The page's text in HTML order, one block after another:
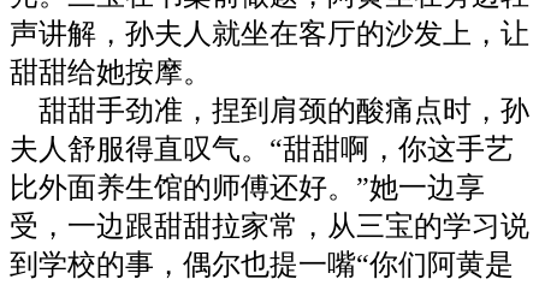
声讲解，孙夫人就坐在客厅的沙发上，让
甜甜给她按摩。
甜甜手劲准，捏到肩颈的酸痛点时，孙
夫人舒服得直叹气。“甜甜啊，你这手艺
比外面养生馆的师傅还好。”她一边享
受，一边跟甜甜拉家常，从三宝的学习说
到学校的事，偶尔也提一嘴“你们阿黄是